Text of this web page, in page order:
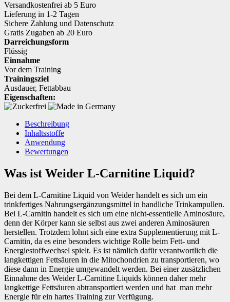
Versandkostenfrei ab 5 Euro
Lieferung in 1-2 Tagen
Sichere Zahlung und Datenschutz
Gratis Zugaben ab 20 Euro
Darreichungsform
Flüssig
Einnahme
Vor dem Training
Trainingsziel
Ausdauer, Fettabbau
Eigenschaften:
Beschreibung
Inhaltsstoffe
Anwendung
Bewertungen
Was ist Weider L-Carnitine Liquid?
Bei dem L-Carnitine Liquid von Weider handelt es sich um ein
trinkfertiges Nahrungsergänzungsmittel in handliche Trinkampullen.
Bei L-Carnitin handelt es sich um eine nicht-essentielle Aminosäure,
denn der Körper kann sie selbst aus zwei anderen Aminosäuren
herstellen. Trotzdem lohnt sich eine extra Supplementierung mit L-
Carnitin, da es eine besonders wichtige Rolle beim Fett- und
Energiestoffwechsel spielt. Es ist nämlich dafür verantwortlich die
langkettigen Fettsäuren in die Mitochondrien zu transportieren, wo
diese dann in Energie umgewandelt werden. Bei einer zusätzlichen
Einnahme des Weider L-Carnitine Liquids können daher mehr
langkettige Fettsäuren abtransportiert werden und hat man mehr
Energie für ein hartes Training zur Verfügung.